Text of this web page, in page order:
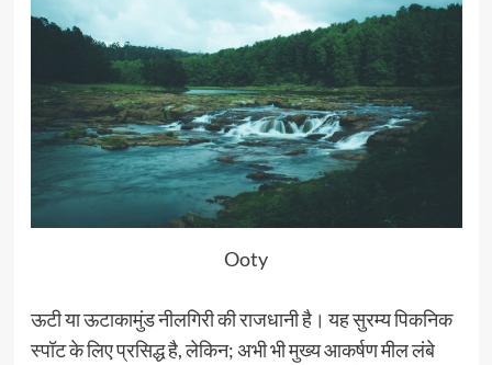
Ooty
ऊटी या ऊटाकामुंड नीलगिरी की राजधानी है। यह सुरम्य पिकनिक
स्पॉट के लिए प्रसिद्ध है, लेकिन; अभी भी मुख्य आकर्षण मील लंबे